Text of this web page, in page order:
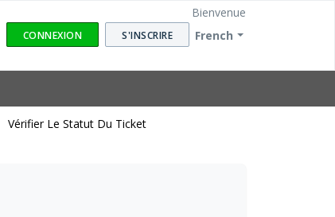
French
Bienvenue
CONNEXION S'INSCRIRE
Vérifier Le Statut Du Ticket